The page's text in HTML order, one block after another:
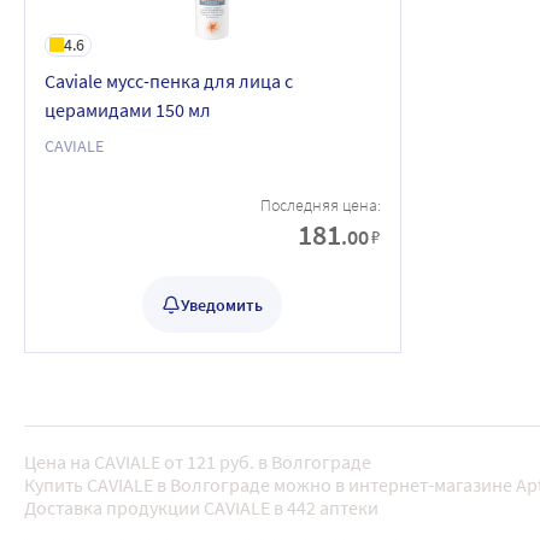
4.6
Caviale мусс-пенка для лица с
церамидами 150 мл
CAVIALE
Последняя цена:
181.00₽
Уведомить
Цена на CAVIALE от 121 руб. в Волгограде
Купить CAVIALE в Волгограде можно в интернет-магазине
Доставка продукции CAVIALE в 442 аптеки